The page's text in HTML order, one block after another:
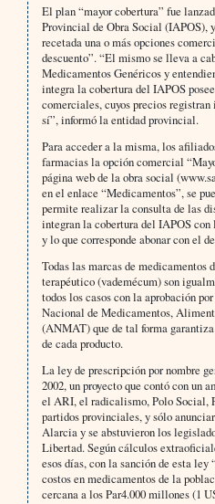
El plan “mayor cobertura” fue
Provincial de Obra Social (IAPOS),
recetada una o más opciones
descuento”. “El mismo se lleva a
Medicamentos Genéricos y
integra la cobertura del IAPOS
comerciales, cuyos precios
sí”, informó la entidad provincial.
Para acceder a la misma, los
farmacias la opción comercial
página web de la obra social
en el enlace “Medicamentos”, se
permite realizar la consulta de las
integran la cobertura del IAPOS con
y lo que corresponde abonar con el
Todas las marcas de medicamentos
terapéutico (vademécum) son
todos los casos con la aprobación
Nacional de Medicamentos,
(ANMAT) que de tal forma
de cada producto.
La ley de prescripción por nombre
2002, un proyecto que contó con un
el ARI, el radicalismo, Polo Social,
partidos provinciales, y sólo
Alarcia y se abstuvieron los
Libertad. Según cálculos
esos días, con la sanción de esta ley
costos en medicamentos de la
cercana a los Par4.000 millones (1